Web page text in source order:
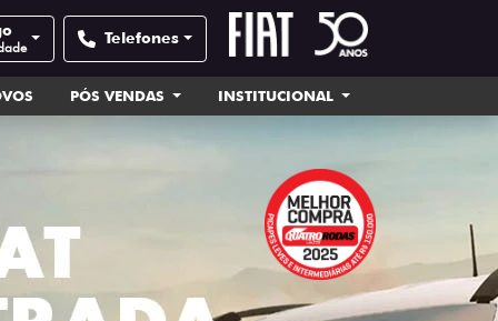
Telefones
PÓS VENDAS INSTITUCIONAL